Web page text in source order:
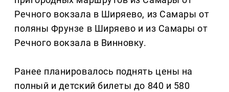
Речного вокзала в Ширяево, из Самары от
поляны Фрунзе в Ширяево и из Самары от
Речного вокзала в Винновку.
Ранее планировалось поднять цены на
полный и детский билеты до 840 и 580